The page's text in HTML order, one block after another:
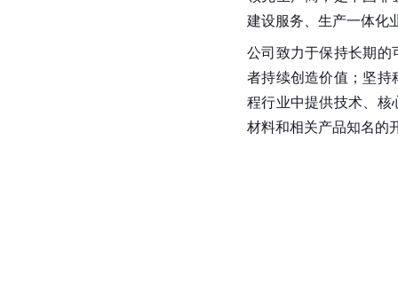
建设服务、生产一体化
公司致力于保持长期的
者持续创造价值；坚持
程行业中提供技术、核
材料和相关产品知名的